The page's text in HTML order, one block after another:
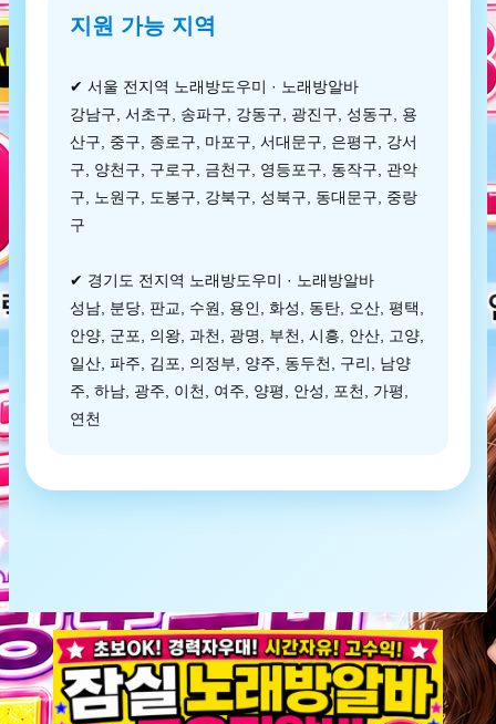
지원 가능 지역
✔ 서울 전지역 노래방도우미 · 노래방알바
강남구, 서초구, 송파구, 강동구, 광진구, 성동구, 용
산구, 중구, 종로구, 마포구, 서대문구, 은평구, 강서
구, 양천구, 구로구, 금천구, 영등포구, 동작구, 관악
구, 노원구, 도봉구, 강북구, 성북구, 동대문구, 중랑
구
✔ 경기도 전지역 노래방도우미 · 노래방알바
성남, 분당, 판교, 수원, 용인, 화성, 동탄, 오산, 평택,
안양, 군포, 의왕, 과천, 광명, 부천, 시흥, 안산, 고양,
일산, 파주, 김포, 의정부, 양주, 동두천, 구리, 남양
주, 하남, 광주, 이천, 여주, 양평, 안성, 포천, 가평,
연천